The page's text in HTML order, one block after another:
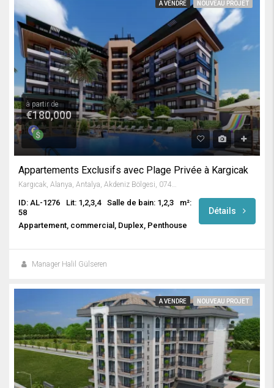
A VENDRE NOUVEAU PROJET
à partir de
€180,000
Appartements Exclusifs avec Plage Privée à Kargicak
Kargıcak, Alanya, Antalya, Akdeniz Bölgesi, 07435, Türkiye
ID: AL-1276 Lit: 1,2,3,4 Salle de bain: 1,2,3
m²:
58
Appartement, commercial, Duplex, Penthouse
Détails
Manager Halil Gülseren
A VENDRE NOUVEAU PROJET